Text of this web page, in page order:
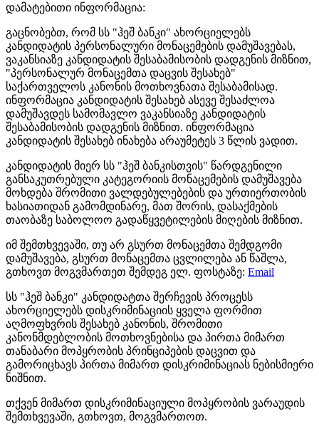
დამატებითი ინფორმაცია:
გაცნობებთ, რომ სს "ჰეშ ბანკი" ახორციელებს
კანდიდატის პერსონალური მონაცემების დამუშავებას,
ვაკანსიაზე კანდიდატის შესაბამისობის დადგენის მიზნით,
"პერსონალურ მონაცემთა დაცვის შესახებ"
საქართველოს კანონის მოთხოვნათა შესაბამისად.
ინფორმაცია კანდიდატის შესახებ ასევე შესაძლოა
დამუშავდეს სამომავლო ვაკანსიაზე კანდიდატის
შესაბამისობის დადგენის მიზნით. ინფორმაცია
კანდიდატის შესახებ ინახება არაუმეტეს 3 წლის ვადით.
კანდიდატის მიერ სს "ჰეშ ბანკისთვის" წარდგენილი
განსაკუთრებული კატეგორიის მონაცემების დამუშავება
მოხდება შრომითი ვალდებულებების და ურთიერთობის
ხასიათიდან გამომდინარე, მათ შორის, დასაქმების
თაობაზე საბოლოო გადაწყვეტილების მიღების მიზნით.
იმ შემთხვევაში, თუ არ გსურთ მონაცემთა შემდგომი
დამუშავება, გსურთ მონაცემთა ცვლილება ან წაშლა,
გთხოვთ მოგვმართეთ შემდეგ ელ. ფოსტაზე: Email
სს "ჰეშ ბანკი" კანდიდატთა შერჩევის პროცესს
ახორციელებს დისკრიმინაციის ყველა ფორმით
აღმოფხვრის შესახებ კანონის, შრომითი
კანონმდებლობის მოთხოვნებისა და პირთა მიმართ
თანაბარი მოპყრობის პრინციპების დაცვით და
გამორიცხავს პირთა მიმართ დისკრიმინაციას ნებისმიერი
ნიშნით.
თქვენ მიმართ დისკრიმინაციული მოპყრობის ვარაუდის
შემთხვევაში, გთხოვთ, მოგვმართოთ.